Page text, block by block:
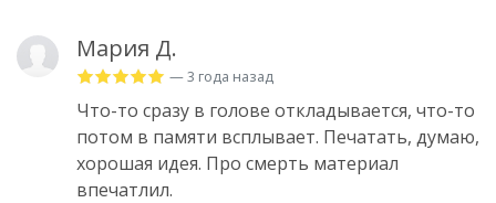
Мария Д.
— 3 года назад
Что-то сразу в голове откладывается, что-то
потом в памяти всплывает. Печатать, думаю,
хорошая идея. Про смерть материал
впечатлил.